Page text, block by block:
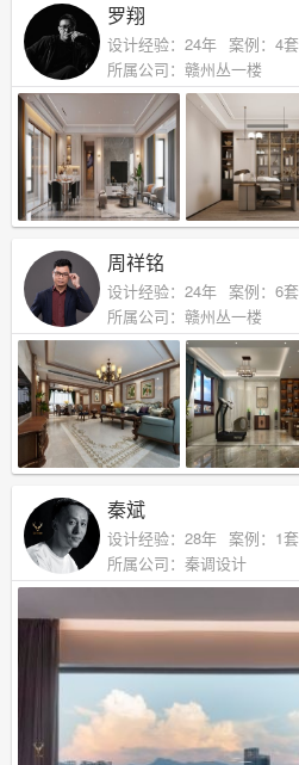
罗翔
设计经验：24年 案例：4套
所属公司：赣州丛一楼
周祥铭
设计经验：24年 案例：6套
所属公司：赣州丛一楼
秦斌
设计经验：28年 案例：1套
所属公司：秦调设计